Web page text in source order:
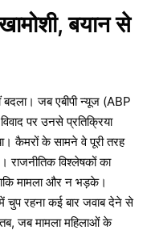
बयान से
बदला। जब एबीपी न्यूज (ABP
पर उनसे प्रतिक्रिया
कैमरों के सामने वे पूरी तरह
विश्लेषकों का
मामला और न भड़के।
चुप रहना कई बार जवाब देने से
जब मामला महिलाओं के